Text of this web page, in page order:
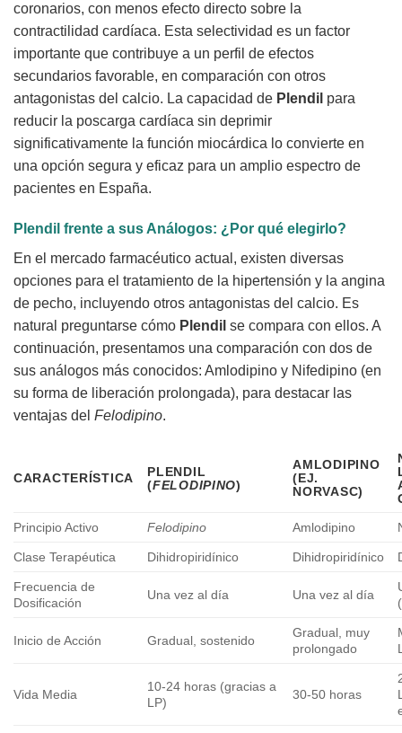
coronarios, con menos efecto directo sobre la
contractilidad cardíaca. Esta selectividad es un factor
importante que contribuye a un perfil de efectos
secundarios favorable, en comparación con otros
antagonistas del calcio. La capacidad de Plendil para
reducir la poscarga cardíaca sin deprimir
significativamente la función miocárdica lo convierte en
una opción segura y eficaz para un amplio espectro de
pacientes en España.
Plendil frente a sus Análogos: ¿Por qué elegirlo?
En el mercado farmacéutico actual, existen diversas
opciones para el tratamiento de la hipertensión y la angina
de pecho, incluyendo otros antagonistas del calcio. Es
natural preguntarse cómo Plendil se compara con ellos. A
continuación, presentamos una comparación con dos de
sus análogos más conocidos: Amlodipino y Nifedipino (en
su forma de liberación prolongada), para destacar las
ventajas del Felodipino.
CARACTERÍSTICA
PLENDIL
(FELODIPINO)
AMLODIPINO
(EJ.
NORVASC)
Principio Activo
Felodipino Amlodipino
Clase Terapéutica Dihidropiridínico Dihidropiridínico
Frecuencia de
Dosificación
Una vez al día Una vez al día
Inicio de Acción Gradual, sostenido
Gradual, muy
prolongado
Vida Media
10-24 horas (gracias a
LP)
30-50 horas